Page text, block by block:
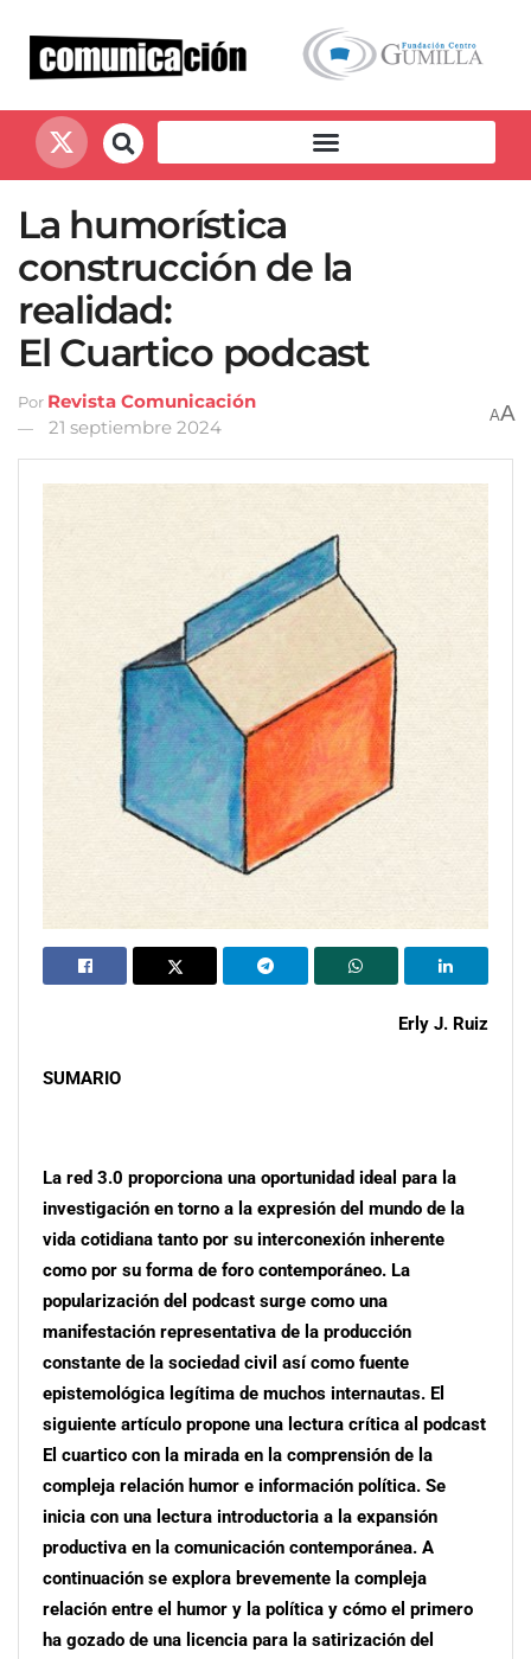
La humorística
construcción de la
realidad:
El Cuartico podcast
Por Revista Comunicación
21 septiembre 2024
AA
Erly J. Ruiz
SUMARIO
La red 3.0 proporciona una oportunidad ideal para la
investigación en torno a la expresión del mundo de la
vida cotidiana tanto por su interconexión inherente
como por su forma de foro contemporáneo. La
popularización del podcast surge como una
manifestación representativa de la producción
constante de la sociedad civil así como fuente
epistemológica legítima de muchos internautas. El
siguiente artículo propone una lectura crítica al podcast
El cuartico con la mirada en la comprensión de la
compleja relación humor e información política. Se
inicia con una lectura introductoria a la expansión
productiva en la comunicación contemporánea. A
continuación se explora brevemente la compleja
relación entre el humor y la política y cómo el primero
ha gozado de una licencia para la satirización del